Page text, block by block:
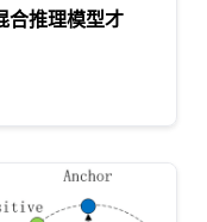
推理模型才